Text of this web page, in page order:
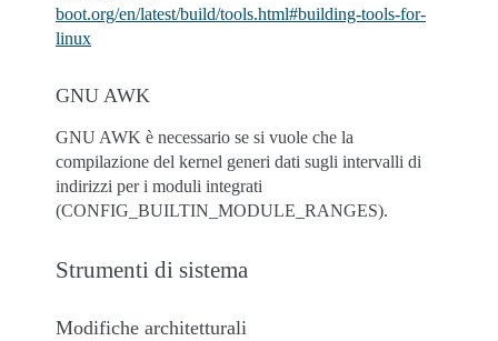
boot.org/en/latest/build/tools.html#building-tools-for-
linux
GNU AWK
GNU AWK è necessario se si vuole che la
compilazione del kernel generi dati sugli intervalli di
indirizzi per i moduli integrati
(CONFIG_BUILTIN_MODULE_RANGES).
Strumenti di sistema
Modifiche architetturali